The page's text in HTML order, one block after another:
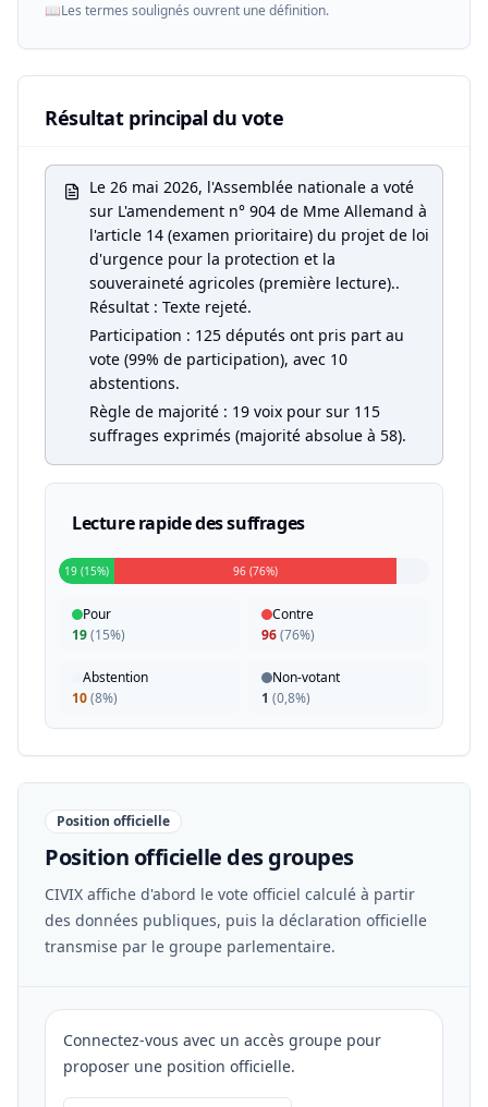
📖Les termes soulignés ouvrent une définition.
Résultat principal du vote
Le 26 mai 2026, l'Assemblée nationale a voté
sur L'amendement n° 904 de Mme Allemand à
l'article 14 (examen prioritaire) du projet de loi
d'urgence pour la protection et la
souveraineté agricoles (première lecture)..
Résultat : Texte rejeté.
Participation : 125 députés ont pris part au
vote (99% de participation), avec 10
abstentions.
Règle de majorité : 19 voix pour sur 115
suffrages exprimés (majorité absolue à 58).
Lecture rapide des suffrages
19 (15%) 96 (76%)
Pour
19(15%)
Contre
96(76%)
Abstention
10(8%)
Non-votant
1 (0,8%)
Position officielle
Position officielle des groupes
CIVIX affiche d'abord le vote officiel calculé à partir
des données publiques, puis la déclaration officielle
transmise par le groupe parlementaire.
Connectez-vous avec un accès groupe pour
proposer une position officielle.